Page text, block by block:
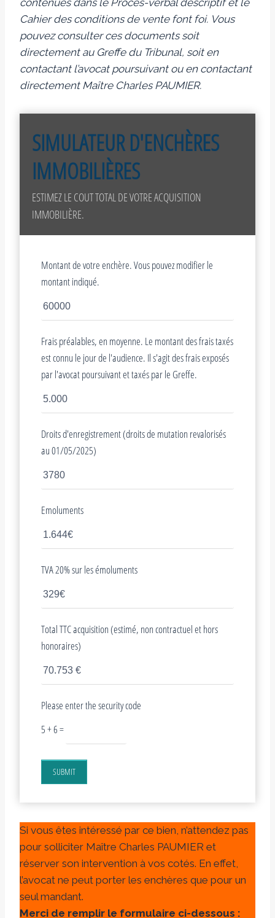
Cahier des conditions de vente font foi. Vous
pouvez consulter ces documents soit
directement au Greffe du Tribunal, soit en
contactant l’avocat poursuivant ou en contactant
directement Maître Charles PAUMIER.
SIMULATEUR D'ENCHÈRES
IMMOBILIÈRES
ESTIMEZ LE COUT TOTAL DE VOTRE ACQUISITION
IMMOBILIÈRE.
Montant de votre enchère. Vous pouvez modifier le
montant indiqué.
Frais préalables, en moyenne. Le montant des frais taxés
est connu le jour de l'audience. Il s'agit des frais exposés
par l'avocat poursuivant et taxés par le Greffe.
Droits d'enregistrement (droits de mutation revalorisés
au 01/05/2025)
Emoluments
TVA 20% sur les émoluments
Total TTC acquisition (estimé, non contractuel et hors
honoraires)
Please enter the security code
5 + 6 =
SUBMIT
Si vous êtes intéressé par ce bien, n’attendez pas
pour solliciter Maître Charles PAUMIER et
réserver son intervention à vos cotés. En effet,
l’avocat ne peut porter les enchères que pour un
seul mandant.
Merci de remplir le formulaire ci-dessous :